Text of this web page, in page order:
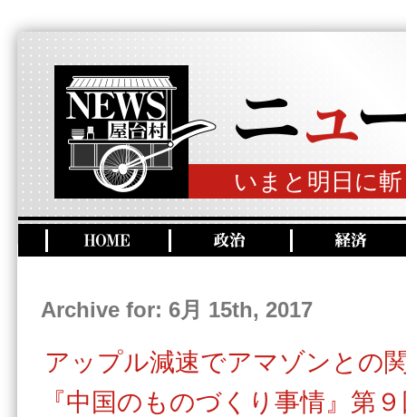
いまと明日に
Archive for: 6月 15th, 2017
アップル減速でアマゾンとの
『中国のものづくり事情』第